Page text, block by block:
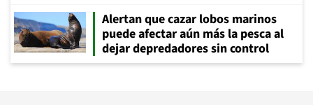
Alertan que cazar lobos marinos
puede afectar aún más la pesca al
dejar depredadores sin control